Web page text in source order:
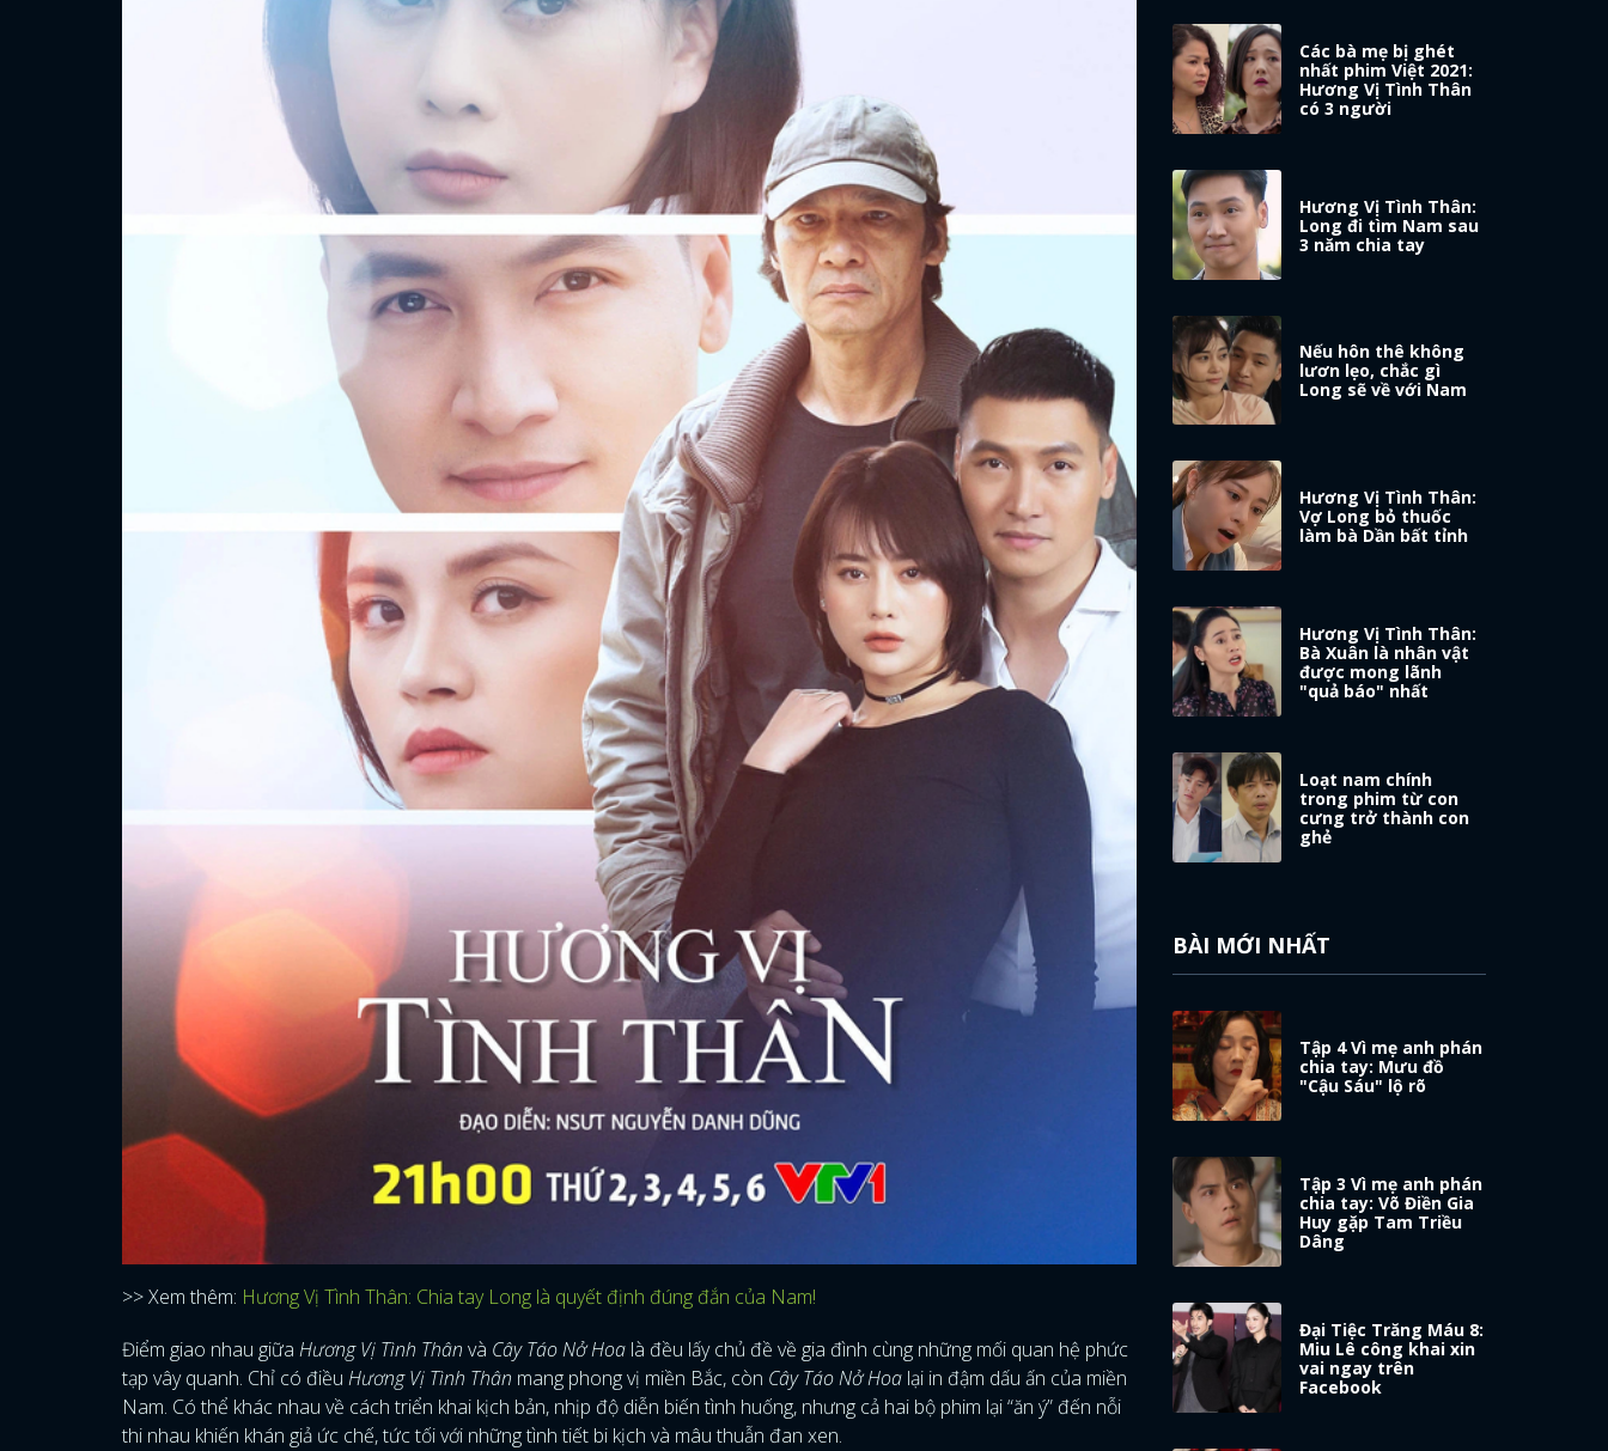
>> Xem thêm: Hương Vị Tình Thân: Chia tay Long là quyết định đúng đắn của Nam!
Điểm giao nhau giữa Hương Vị Tình Thân và Cây Táo Nở Hoa là đều lấy chủ đề về gia đình cùng những mối quan hệ phức
tạp vây quanh. Chỉ có điều Hương Vị Tình Thân mang phong vị miền Bắc, còn Cây Táo Nở Hoa lại in đậm dấu ấn của miền
Nam. Có thể khác nhau về cách triển khai kịch bản, nhịp độ diễn biến tình huống, nhưng cả hai bộ phim lại “ăn ý” đến nỗi
thi nhau khiến khán giả ức chế, tức tối với những tình tiết bi kịch và mâu thuẫn đan xen.
Các bà mẹ bị ghét
nhất phim Việt 2021:
Hương Vị Tình Thân
có 3 người
Hương Vị Tình Thân:
Long đi tìm Nam sau
3 năm chia tay
Nếu hôn thê không
lươn lẹo, chắc gì
Long sẽ về với Nam
Hương Vị Tình Thân:
Vợ Long bỏ thuốc
làm bà Dần bất tỉnh
Hương Vị Tình Thân:
Bà Xuân là nhân vật
được mong lãnh
"quả báo" nhất
Loạt nam chính
trong phim từ con
cưng trở thành con
ghẻ
BÀI MỚI NHẤT
Tập 4 Vì mẹ anh phán
chia tay: Mưu đồ
"Cậu Sáu" lộ rõ
Tập 3 Vì mẹ anh phán
chia tay: Võ Điền Gia
Huy gặp Tam Triều
Dâng
Đại Tiệc Trăng Máu 8:
Miu Lê công khai xin
vai ngay trên
Facebook